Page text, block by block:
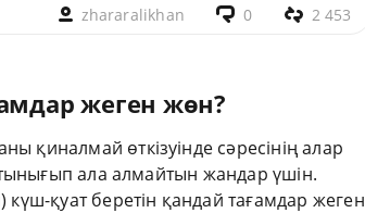
zhararalikhan 0 2 453
жеген жөн?
қиналмай өткізуінде сәресінің алар
ала алмайтын жандар үшін.
қуат беретін қандай тағамдар жеген